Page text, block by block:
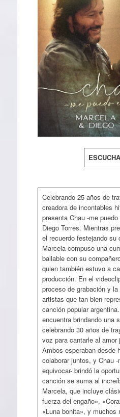
Celebrando 25 años de
creadora de incontables
presenta Chau -me
Diego Torres. Mientras
el recuerdo festejando su
Marcela compuso una
bailable con su
quien también estuvo a
producción. En el
proceso de grabación y
artistas que tan bien
canción popular
encuentra brindando una
celebrando 30 años de
voz para cantarle al amor
Ambos esperaban desde
colaborar juntos, y Chau -
equivocar- brindó la
canción se suma al
Marcela, que incluye
fuerza del engaño»,
«Luna bonita», y muchos